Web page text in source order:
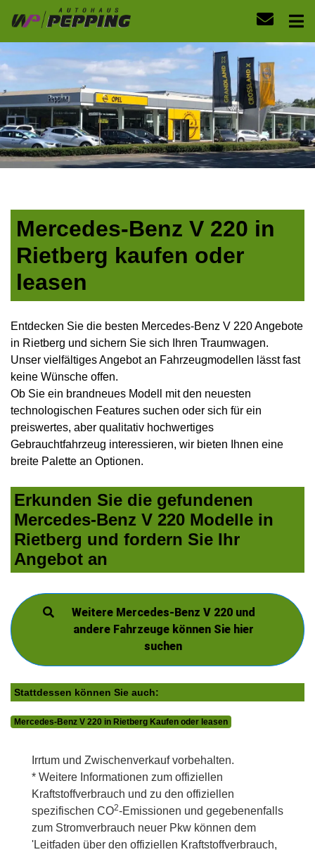
Mercedes-Benz V 220 in
Rietberg kaufen oder
leasen
Entdecken Sie die besten Mercedes-Benz V 220 Angebote
in Rietberg und sichern Sie sich Ihren Traumwagen.
Unser vielfältiges Angebot an Fahrzeugmodellen lässt fast
keine Wünsche offen.
Ob Sie ein brandneues Modell mit den neuesten
technologischen Features suchen oder sich für ein
preiswertes, aber qualitativ hochwertiges
Gebrauchtfahrzeug interessieren, wir bieten Ihnen eine
breite Palette an Optionen.
Erkunden Sie die gefundenen
Mercedes-Benz V 220 Modelle in
Rietberg und fordern Sie Ihr
Angebot an
Weitere Mercedes-Benz V 220 und
andere Fahrzeuge können Sie hier
suchen
Stattdessen können Sie auch:
Mercedes-Benz V 220 in Rietberg Kaufen oder leasen
Irrtum und Zwischenverkauf vorbehalten.
* Weitere Informationen zum offiziellen
Kraftstoffverbrauch und zu den offiziellen
spezifischen CO2-Emissionen und gegebenenfalls
zum Stromverbrauch neuer Pkw können dem
'Leitfaden über den offiziellen Kraftstoffverbrauch,